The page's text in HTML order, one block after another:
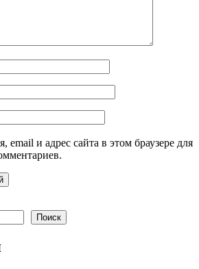
email и адрес сайта в этом браузере для
Поиск